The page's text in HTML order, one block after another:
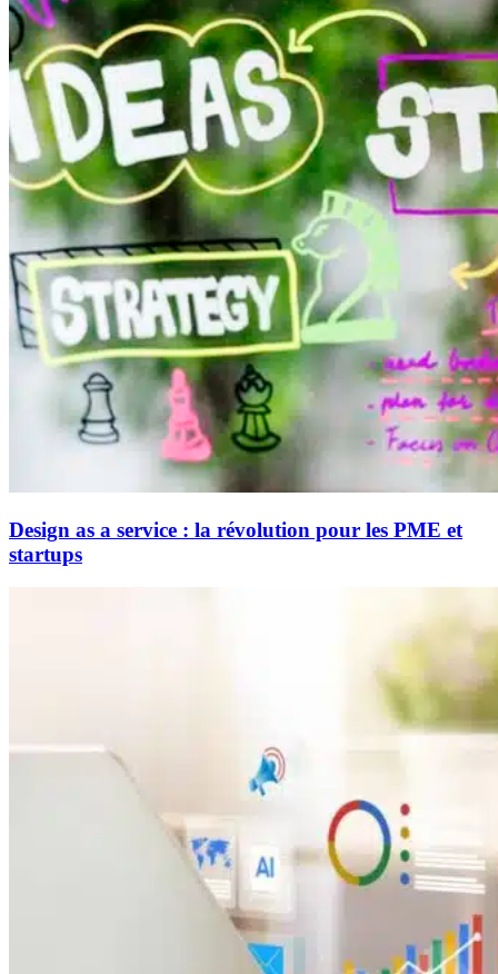
Design as a service : la révolution pour les PME et
startups